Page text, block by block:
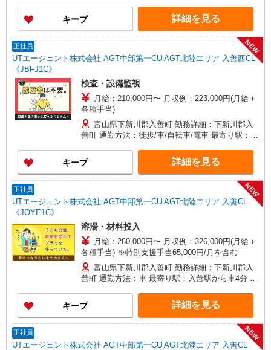
OK
キープ 詳細を見る
正社員
UTエージェント株式会社 AGT中部第一CU AGT北陸エリア 入善西CL
《JBFJ1C》
NEW
検査・設備監視
月給：210,000円〜 月収例：223,000円(月給＋
各種手当)
富山県下新川郡入善町 勤務詳細：下新川郡入
善町 通勤方法：徒歩/車/自転車/電車 最寄り駅：入
利用OK
キープ 詳細を見る
正社員
UTエージェント株式会社 AGT中部第一CU AGT北陸エリア 入善CL
《JOYE1C》
NEW
溶湯・材料投入
月給：260,000円〜 月収例：326,000円(月給＋
各種手当) ※特別支援手当65,000円/月を含む
富山県下新川郡入善町 勤務詳細：下新川郡入
善町 通勤方法：車 最寄り駅：入善駅から車4分 ※
キープ 詳細を見る
正社員
UTエージェント株式会社 AGT中部第一CU AGT北陸エリア 入善CL
NEW